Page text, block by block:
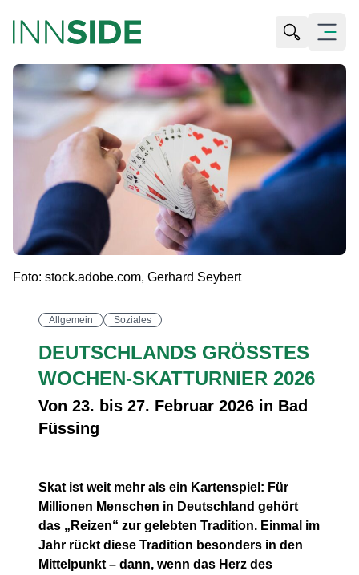
Suche
Menü
Foto: stock.adobe.com, Gerhard Seybert
Allgemein Soziales
DEUTSCHLANDS GRÖSSTES W
OCHEN-SKATTURNIER 2026
Von 23. bis 27. Februar 2026 in Bad
Füssing
Skat ist weit mehr als ein Kartenspiel: Für
Millionen Menschen in Deutschland gehört
das „Reizen“ zur gelebten Tradition. Einmal im
Jahr rückt diese Tradition besonders in den
Mittelpunkt – dann, wenn das Herz des